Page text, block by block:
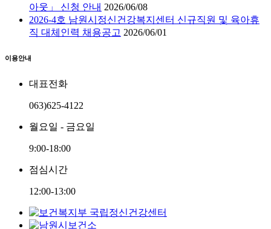
아웃」 신청 안내 2026/06/08
2026-4호 남원시정신건강복지센터 신규직원 및 육아휴
직 대체인력 채용공고 2026/06/01
이용안내
대표전화
063)625-4122
월요일 - 금요일
9:00-18:00
점심시간
12:00-13:00